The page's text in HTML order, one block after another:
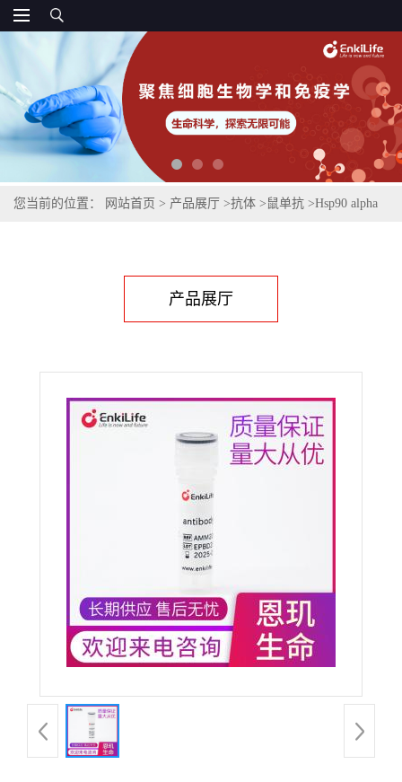
您当前的位置： 网站首页 > 产品展厅 >抗体 > 鼠单抗 >Hsp90 alpha
产品展厅